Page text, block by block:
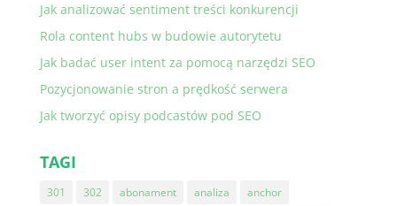
Jak analizować sentiment treści konkurencji
Rola content hubs w budowie autorytetu
Jak badać user intent za pomocą narzędzi SEO
Pozycjonowanie stron a prędkość serwera
Jak tworzyć opisy podcastów pod SEO
TAGI
301 302 abonament analiza
anchor